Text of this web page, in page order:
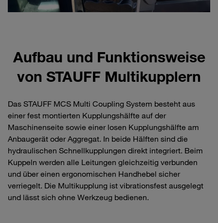
Aufbau und Funktionsweise
von STAUFF Multikupplern
Das STAUFF MCS Multi Coupling System besteht aus
einer fest montierten Kupplungshälfte auf der
Maschinenseite sowie einer losen Kupplungshälfte am
Anbaugerät oder Aggregat. In beide Hälften sind die
hydraulischen Schnellkupplungen direkt integriert. Beim
Kuppeln werden alle Leitungen gleichzeitig verbunden
und über einen ergonomischen Handhebel sicher
verriegelt. Die Multikupplung ist vibrationsfest ausgelegt
und lässt sich ohne Werkzeug bedienen.